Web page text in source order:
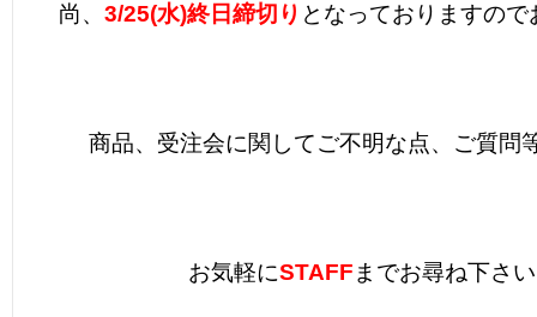
尚、 3/25(水)終日締切り となっておりますの
商品、受注会に関してご不明な点、ご質問
お気軽にSTAFF までお尋ね下さ